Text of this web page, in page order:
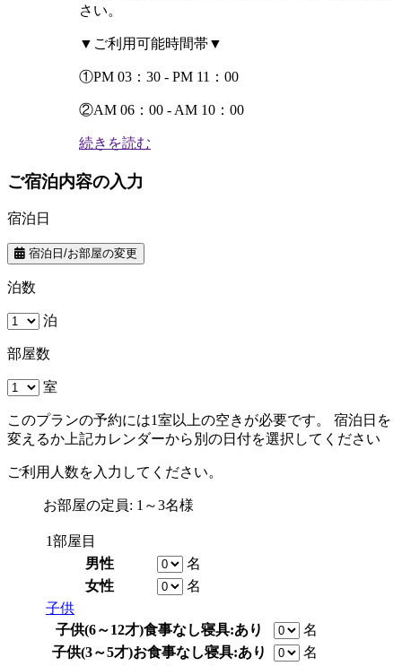
さい。
▼ご利用可能時間帯▼
①PM 03：30 ‐ PM 11：00
②AM 06：00 ‐ AM 10：00
続きを読む
ご宿泊内容の入力
宿泊日
宿泊日/お部屋の変更
泊数
泊
部屋数
室
このプランの予約には1室以上の空きが必要です。 宿泊日を
変えるか上記カレンダーから別の日付を選択してください
ご利用人数を入力してください。
お部屋の定員: 1～3名様
1部屋目
男性
名
女性
名
子供
子供(6～12才)食事なし寝具:あり
名
子供(3～5才)お食事なし寝具:あり
名